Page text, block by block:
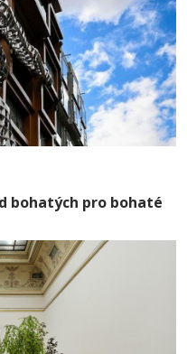
bohatých pro bohaté